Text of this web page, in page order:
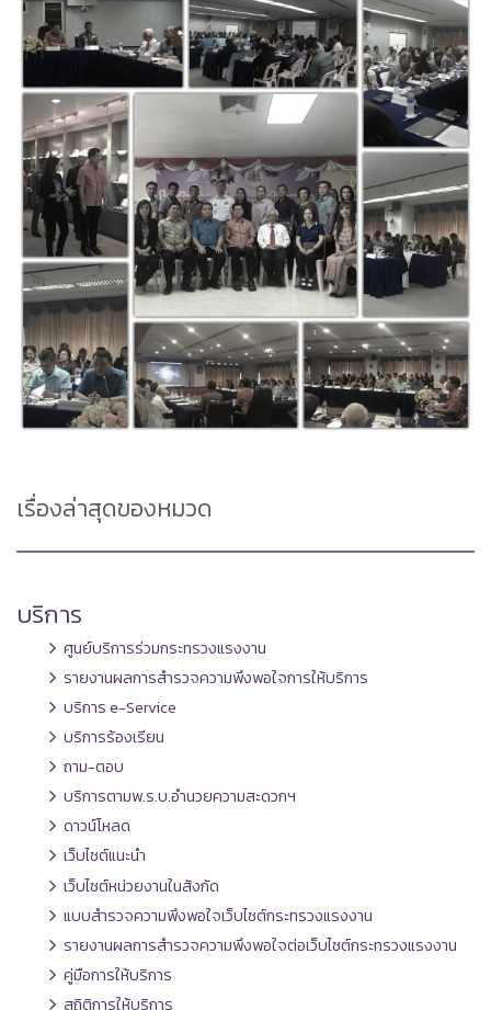
เรื่องล่าสุดของหมวด
บริการ
ศูนย์บริการร่วมกระทรวงแรงงาน
รายงานผลการสำรวจความพึงพอใจการให้บริการ
บริการ e-Service
บริการร้องเรียน
ถาม-ตอบ
บริการตามพ.ร.บ.อำนวยความสะดวกฯ
ดาวน์โหลด
เว็บไซต์แนะนำ
เว็บไซต์หน่วยงานในสังกัด
แบบสำรวจความพึงพอใจเว็บไซต์กระทรวงแรงงาน
รายงานผลการสำรวจความพึงพอใจต่อเว็บไซต์กระทรวงแรงงาน
คู่มือการให้บริการ
สถิติการให้บริการ